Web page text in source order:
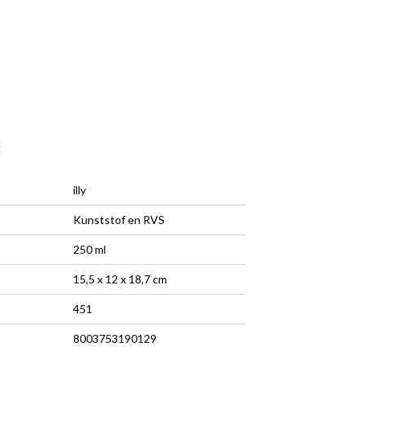
illy
Kunststof en RVS
250 ml
15,5 x 12 x 18,7 cm
451
8003753190129